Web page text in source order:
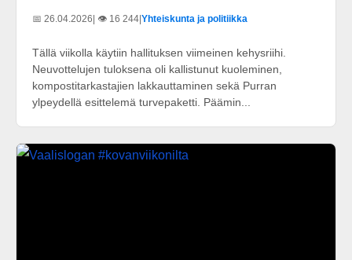
📅 26.04.2026 | 👁️ 16 244 Yhteiskunta ja politiikka
Tällä viikolla käytiin hallituksen viimeinen kehysriihi.
Neuvottelujen tuloksena oli kallistunut kuoleminen,
kompostitarkastajien lakkauttaminen sekä Purran
ylpeydellä esittelemä turvepaketti. Päämin...